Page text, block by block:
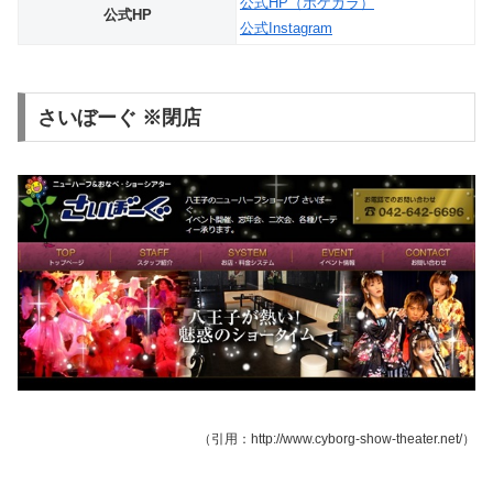
公式HP
公式Instagram
さいぼーぐ ※閉店
（引用：http://www.cyborg-show-theater.net/）